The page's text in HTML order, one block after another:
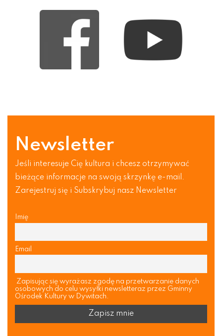
Newsletter
Jeśli interesuje Cię kultura i chcesz otrzymywać
bieżące informacje na swoją skrzynkę e-mail.
Zarejestruj się i Subskrybuj nasz Newsletter
Imię
Email
Zapisując się wyrażasz zgodę na przetwarzanie danych
osobowych do celu wysyłki newsletteraz przez Gminny
Ośrodek Kultury w Dywitach.